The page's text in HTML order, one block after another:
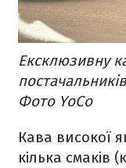
Ексклюзивну
Фото YoCo
Кава високої
кілька смаків